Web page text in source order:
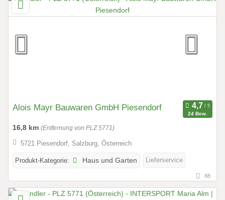
Alois Mayr Bauwaren GmbH Piesendorf
24 Bew.
16,8 km (Entfernung von PLZ 5771)
5721 Piesendorf, Salzburg, Österreich
Produkt-Kategorie: Haus und Garten Lieferservice
88